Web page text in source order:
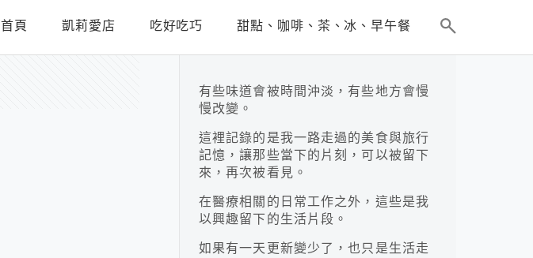
首頁 凱莉愛店 吃好吃巧 甜點、咖啡、茶、冰、早午餐
有些味道會被時間沖淡，有些地方會慢
慢改變。
這裡記錄的是我一路走過的美食與旅行
記憶，讓那些當下的片刻，可以被留下
來，再次被看見。
在醫療相關的日常工作之外，這些是我
以興趣留下的生活片段。
如果有一天更新變少了，也只是生活走